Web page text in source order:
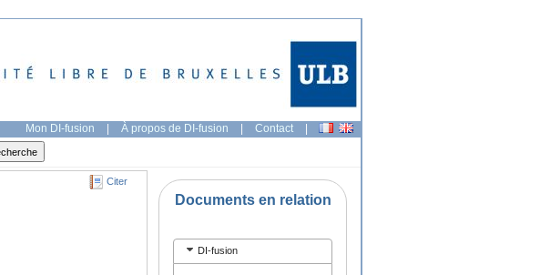
Mon DI-fusion | À propos de DI-fusion | Contact |
Citer
Documents en relation
DI-fusion